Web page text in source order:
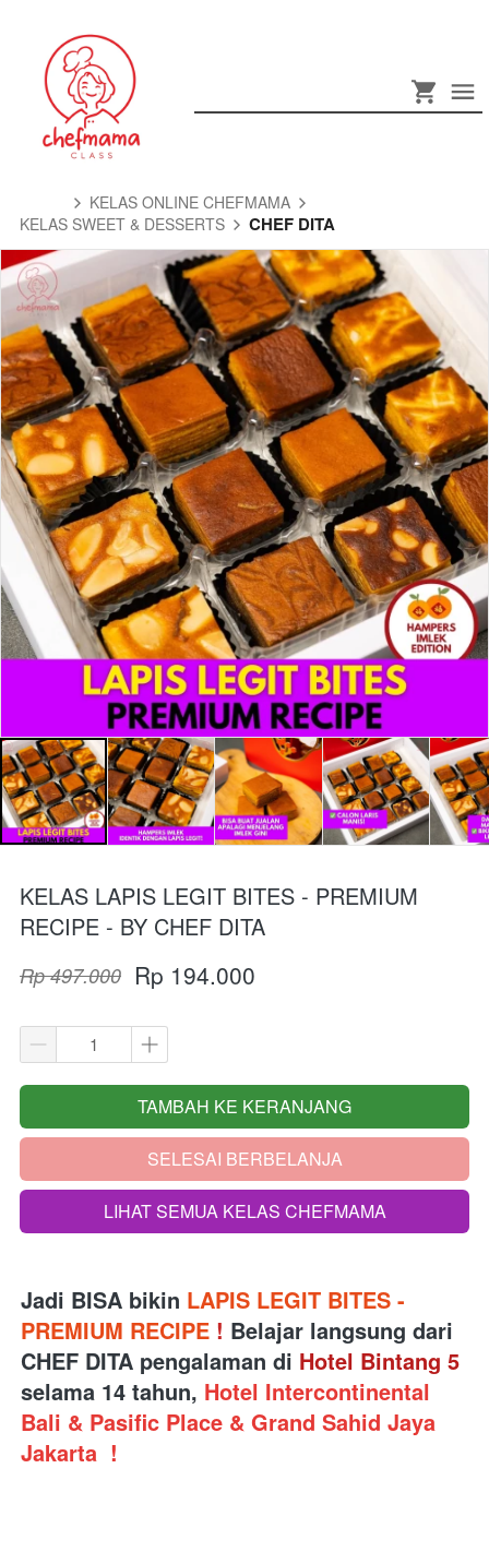
KELAS ONLINE CHEFMAMA
KELAS SWEET & DESSERTS
CHEF DITA
KELAS LAPIS LEGIT BITES - PREMIUM
RECIPE - BY CHEF DITA
Rp 497.000 Rp 194.000
`
TAMBAH KE KERANJANG
`SELESAI BERBELANJA
`LIHAT SEMUA KELAS CHEFMAMA
Jadi BISA bikin LAPIS LEGIT BITES -
PREMIUM RECIPE ! Belajar langsung dari
CHEF DITA pengalaman di Hotel Bintang 5
selama 14 tahun, Hotel Intercontinental
Bali & Pasific Place & Grand Sahid Jaya
Jakarta !